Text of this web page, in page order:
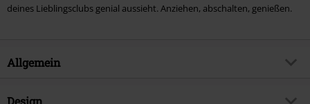
deines Lieblingsclubs genial aussieht. Anziehen, abschalten, genießen.
Allgemein
Artikelnummer:
Design